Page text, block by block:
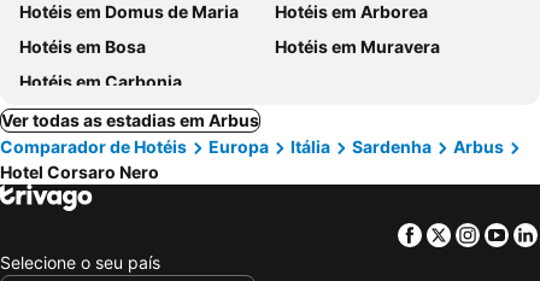
Hotéis em Domus de Maria
Hotéis em Arborea
Hotéis em Bosa
Hotéis em Muravera
Hotéis em Carbonia
Ver todas as estadias em Arbus
Comparador de Hotéis
Europa Itália Sardenha
Arbus
Hotel Corsaro Nero
Facebook
Twitter
Selecione o seu país